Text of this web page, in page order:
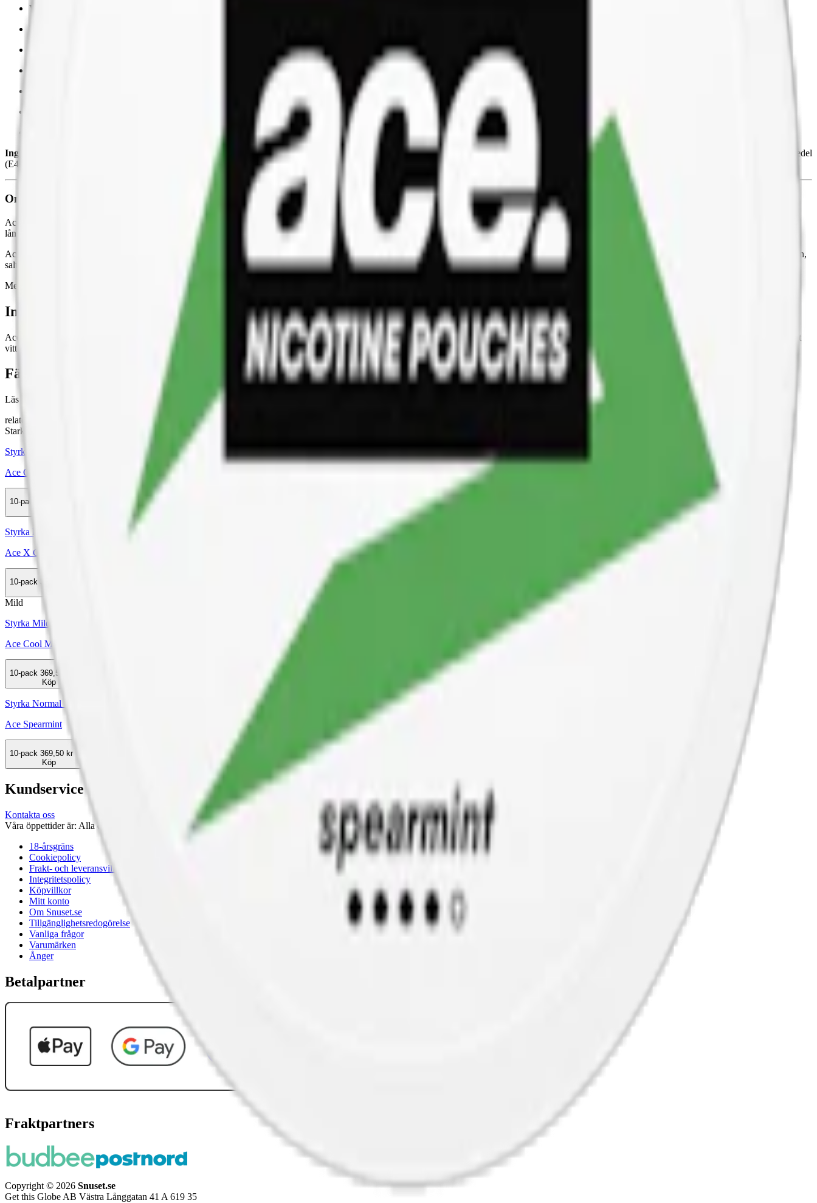
Varumärke:
Ingredienser:
växtfiber, vatten, salt, sötningsmedel (E968, erytritol; E967, xylitol), klumpförebyggande medel (E551, kiseldioxid), surhetsreglerande medel (E500, natriumkarbonater), fuktighetsbevarande medel
(E401, natriumalginat), sötningsmedel (E950, acesulfam k; E955, sukralos) samt konserveringsmedel (E202, kaliumsorbat), nikotin, mentol och andra aromer.
Om Ace Extreme Cool
Ace Extreme Cool är en vitt snus från det välkända danska varumärket Ace (även kallat "Ace Superwhite"). Tillverkad av Ministry of Snus, kommer denna slimmade vita prilla i en något mindre och mer
långsmal form jämfört med traditionellt snus. Med en torrare utsida och en något fuktigare insida, erbjuder denna snus en ihållande smak och nikotinupplevelse.
Ace Extreme Cool är en stark snus med en smakkombination av pepparmint och mentol. Denna kalla och friska smak kommer att ge dig en kylig upplevelse som håller i sig länge. Tillverkas av växtfiber, vatten,
salt, sötningsmedel och andra naturliga ämnen. Innehåller ingen tobak.
Med 20 prillor per dosa och en vikt på 13 gram, ger Ace Extreme Cool Stark dig ett snus där varje prilla väger 0.65 gram och innehåller 10.4 milligram nikotin, vilket ger en total nikotinhalt på 1.6%.
Information om varumärket Ace
Ace från Ministry of Snus, företaget bakom andra varumärken som Gritt och Ace X, är ett vitt snus
med smaken i fokus. Med smaker som Cool Mint och Berry Breeze, och styrkor från mild till stark är Ace ett
vitt snus som har bredd inom smak och styrka. Sedan 2024 ägs av Ace,
Ace Xoch Gritt av STG , företaget som också ligger bakom Xqs. Ace lanserades i Sverige 2019.
Färskt vitt snus
Läs mer om hur du förvarar Ace Extreme Cool:
"Så förvarar du snuset rätt"
relaterade produkter
Stark
Styrka Stark · Slim
Ace Cool Mint
10-pack
Styrka Normal · Slim
Ace X Cool Mint
10-pack 369,50 kr
Mild
Styrka Mild · Slim
Ace Cool Mint Low
10-pack 369,50 kr
Köp
Styrka Normal · Slim
Ace Spearmint
10-pack 369,50 kr
Köp
Kundservice
Kontakta oss
Våra öppettider är: Alla dagar 08:00 - 18:00 Vi svarar vanligtvis inom 24 timmar på vardagar.
18-årsgräns
Cookiepolicy
Frakt- och leveransvillkor
Integritetspolicy
Köpvillkor
Mitt konto
Om Snuset.se
Tillgänglighetsredogörelse
Vanliga frågor
Varumärken
Ånger
Betalpartner
Fraktpartners
Copyright © 2026 Snuset.se
Get this Globe AB Västra Långgatan 41 A 619 35